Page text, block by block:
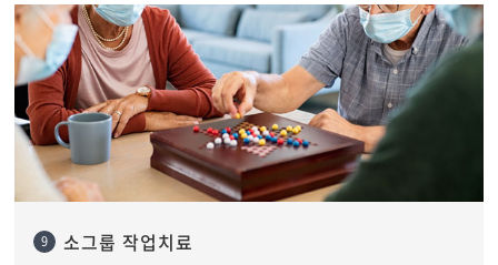
9 소그룹 작업치료